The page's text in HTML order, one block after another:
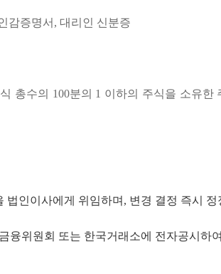
감증명서, 대리인 신분증
총수의 100분의 1 이하의 주식을 소유
인이사에게 위임하며, 변경 결정 즉시
위원회 또는 한국거래소에 전자공시하